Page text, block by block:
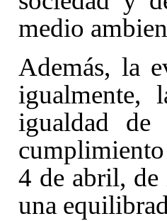
medio
Además, la
igualmente,
igualdad
4 de abril, de
una